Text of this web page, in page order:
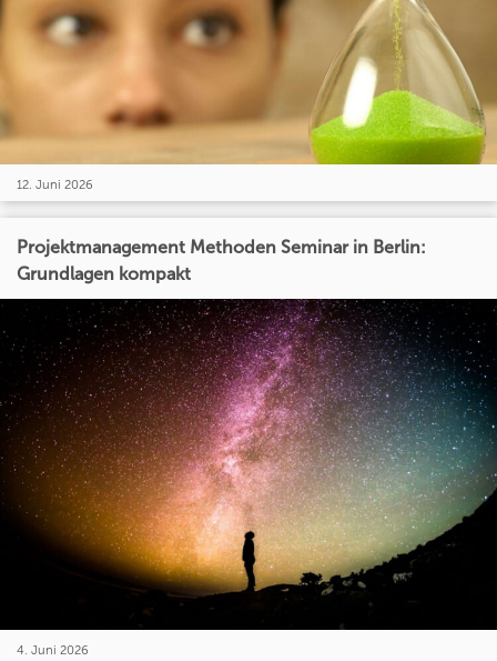
12. Juni 2026
Projektmanagement Methoden Seminar in Berlin:
Grundlagen kompakt
4. Juni 2026